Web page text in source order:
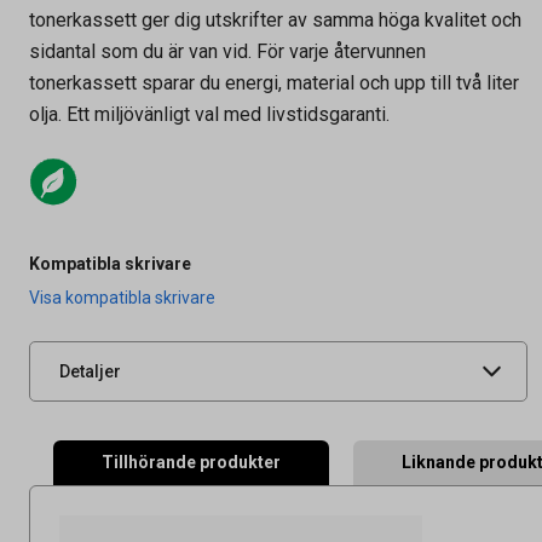
tonerkassett ger dig utskrifter av samma höga kvalitet och
sidantal som du är van vid. För varje återvunnen
tonerkassett sparar du energi, material och upp till två liter
olja. Ett miljövänligt val med livstidsgaranti.
Kompatibla skrivare
Visa kompatibla skrivare
Detaljer
Artikelnummer
Leverantörens
UNSPSC 44103103
Tillhörande produkter Liknande